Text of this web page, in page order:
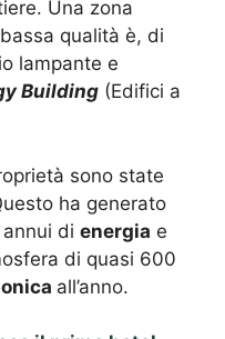
Una zona
qualità è, di
lampante e
Building (Edifici a
sono state
ha generato
di energia e
di quasi 600
all’anno.